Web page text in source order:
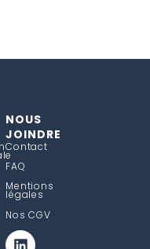
NOUS
JOINDRE
Contact
FAQ
Mentions
légales
Nos CGV